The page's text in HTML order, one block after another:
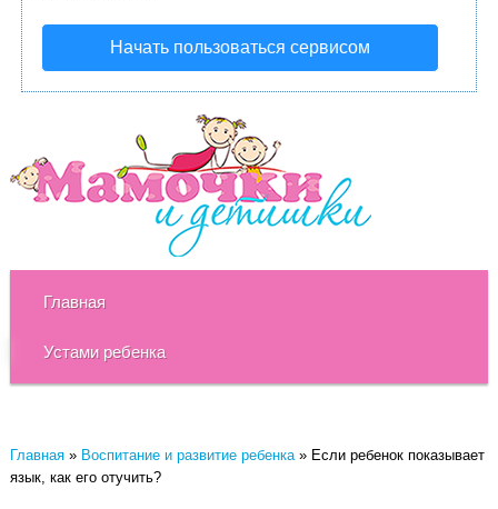
Начать пользоваться сервисом
Главная
Устами ребенка
Главная» Воспитание и развитие ребенка» Если ребенок показывает
язык, как его отучить?